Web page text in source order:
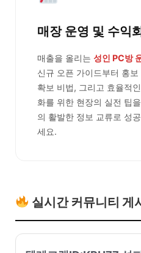
매장 운영 및 수익
매출을 올리는 성인 PC방
신규 오픈 가이드부터 홍
확보 비법, 그리고 효율적
화를 위한 현장의 실전 팁
의 활발한 정보 교류로 성
세요.
실시간 커뮤니티 게